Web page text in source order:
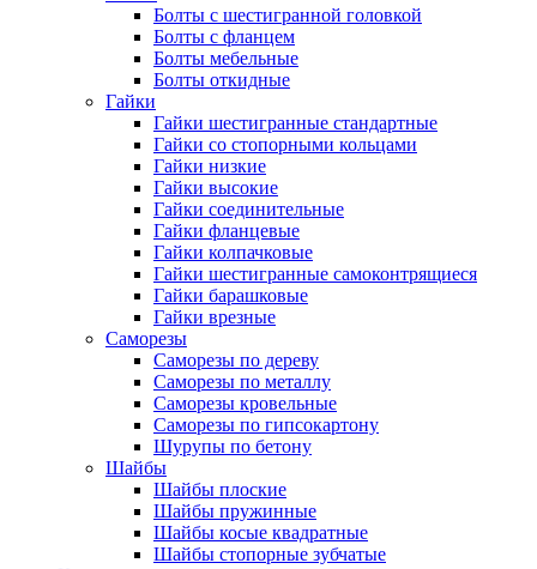
Болты с шестигранной головкой
Болты с фланцем
Болты мебельные
Болты откидные
Гайки
Гайки шестигранные стандартные
Гайки со стопорными кольцами
Гайки низкие
Гайки высокие
Гайки соединительные
Гайки фланцевые
Гайки колпачковые
Гайки шестигранные самоконтрящиеся
Гайки барашковые
Гайки врезные
Саморезы
Саморезы по дереву
Саморезы по металлу
Саморезы кровельные
Саморезы по гипсокартону
Шурупы по бетону
Шайбы
Шайбы плоские
Шайбы пружинные
Шайбы косые квадратные
Шайбы стопорные зубчатые